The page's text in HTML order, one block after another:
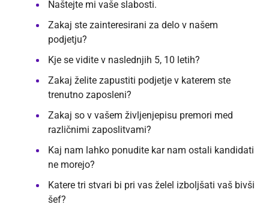
Naštejte mi vaše slabosti.
Zakaj ste zainteresirani za delo v našem
podjetju?
Kje se vidite v naslednjih 5, 10 letih?
Zakaj želite zapustiti podjetje v katerem ste
trenutno zaposleni?
Zakaj so v vašem življenjepisu premori med
različnimi zaposlitvami?
Kaj nam lahko ponudite kar nam ostali kandidati
ne morejo?
Katere tri stvari bi pri vas želel izboljšati vaš bivši
šef?